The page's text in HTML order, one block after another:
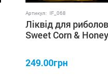
Артикул: IF_068
Ліквід для
Sweet Corn &
мл IRON FISH
249.00грн